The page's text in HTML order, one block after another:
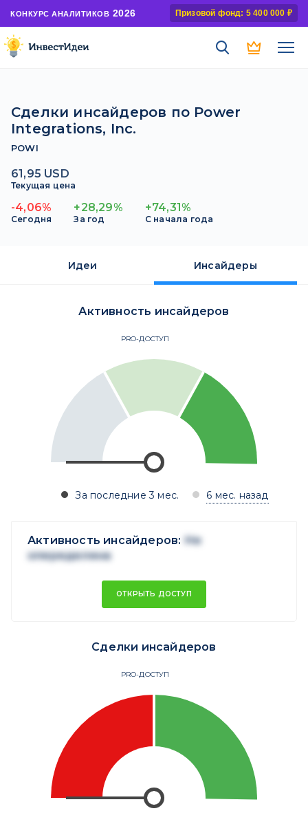
КОНКУРС АНАЛИТИКОВ 2026 Призовой фонд: 5 400 000 ₽
Сделки инсайдеров по Power
Integrations, Inc.
POWI
61,95 USD
Текущая цена
-4,06%
Сегодня
+28,29%
За год
+74,31%
С начала года
Идеи Инсайдеры
Активность инсайдеров
PRO-ДОСТУП
За последние 3 мес. 6 мес. назад
Активность инсайдеров: Не
опеределена
ОТКРЫТЬ ДОСТУП
Сделки инсайдеров
PRO-ДОСТУП